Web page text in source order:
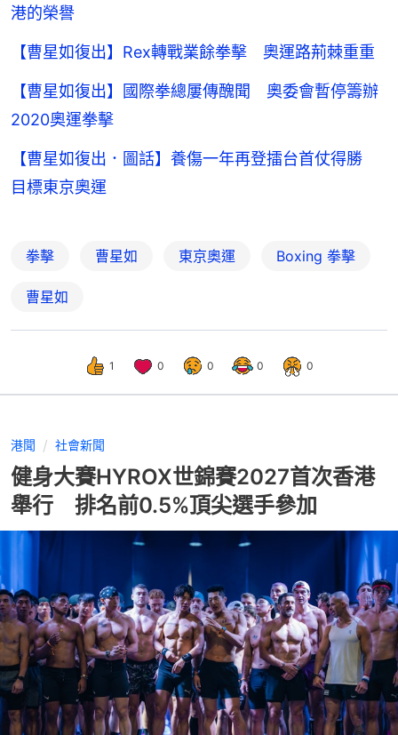
港的榮譽
【曹星如復出】Rex轉戰業餘拳擊 奧運路荊棘重重
【曹星如復出】國際拳總屢傳醜聞 奧委會暫停籌辦
2020奧運拳擊
【曹星如復出．圖話】養傷一年再登擂台首仗得勝
目標東京奧運
拳擊 曹星如 東京奧運 Boxing 拳擊
曹星如
1 0 0 0 0
港聞 社會新聞
健身大賽HYROX世錦賽2027首次香港
舉行 排名前0.5%頂尖選手參加